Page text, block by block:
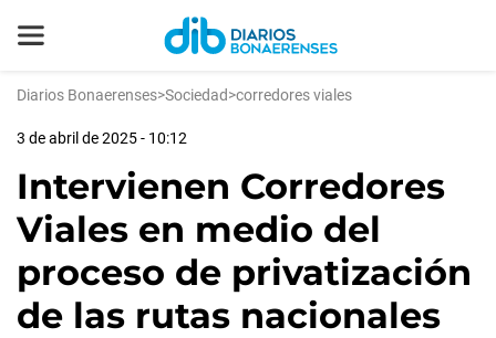
Diarios Bonaerenses>Sociedad>corredores viales
3 de abril de 2025 - 10:12
Intervienen Corredores
Viales en medio del
proceso de privatización
de las rutas nacionales